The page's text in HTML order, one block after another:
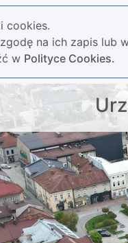
cookies.
na ich zapis lub
w Polityce Cookies.